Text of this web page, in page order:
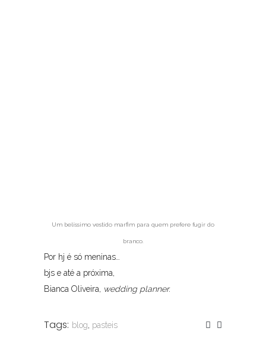
Um belíssimo vestido marfim para quem prefere fugir do
branco.
Por hj é só meninas…
bjs e até a próxima,
Bianca Oliveira, wedding planner.
Tags: blog, pasteis